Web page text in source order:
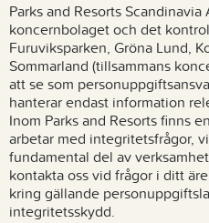
Parks and Resorts
koncernbolaget och det
Furuviksparken, Gröna Lund,
Sommarland (tillsammans
att se som
hanterar endast information
Inom Parks and Resorts finns
arbetar med integritetsfrågor,
fundamental del av
kontakta oss vid frågor i ditt
kring gällande
integritetsskydd.